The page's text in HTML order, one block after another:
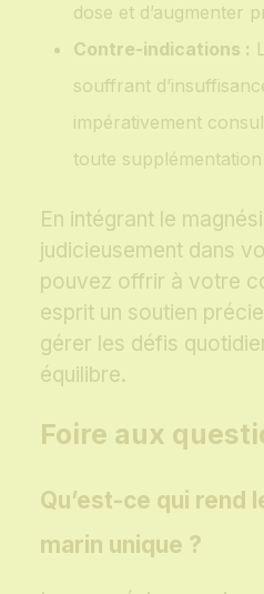
dose et d’augmenter
Contre-indications :
souffrant
impérativement
toute
En intégrant le
judicieusement dans
pouvez offrir à votre
esprit un soutien
gérer les défis
équilibre.
Foire aux
Qu’est-ce qui rend
marin unique ?